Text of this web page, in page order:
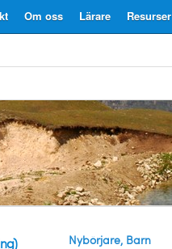
Resurser
Lärare
Om oss
Nybörjare, Barn